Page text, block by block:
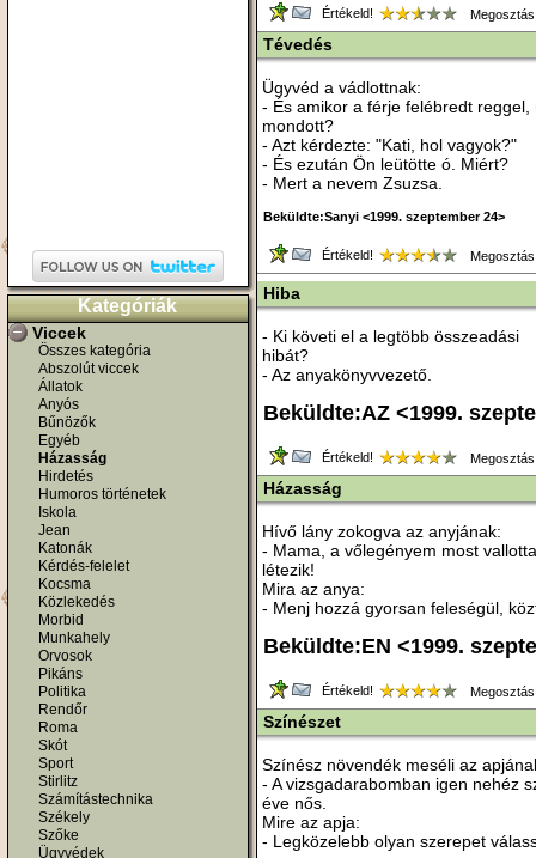
Kategóriák
Viccek
Összes kategória
Abszolút viccek
Állatok
Anyós
Bűnözők
Egyéb
Házasság
Hirdetés
Humoros történetek
Iskola
Jean
Katonák
Kérdés-felelet
Kocsma
Közlekedés
Morbid
Munkahely
Orvosok
Pikáns
Politika
Rendőr
Roma
Skót
Sport
Stirlitz
Számítástechnika
Székely
Szőke
Ügyvédek
Értékeld!
Tévedés
Ügyvéd a vádlottnak:
- És amikor a férje felébredt reggel,
mondott?
- Azt kérdezte: "Kati, hol vagyok?"
- És ezután Ön leütötte ó. Miért?
- Mert a nevem Zsuzsa.
Beküldte:Sanyi <1999. szeptember 24>
Értékeld!
Hiba
- Ki követi el a legtöbb összeadási
hibát?
- Az anyakönyvvezető.
Beküldte:AZ <1999.
Értékeld!
Házasság
Hívő lány zokogva az anyjának:
- Mama, a vőlegényem most
létezik!
Mira az anya:
- Menj hozzá gyorsan feleségül,
Beküldte:EN <1999.
Értékeld!
Színészet
Színész növendék meséli az
- A vizsgadarabomban igen nehéz
éve nős.
Mire az apja:
- Legközelebb olyan szerepet